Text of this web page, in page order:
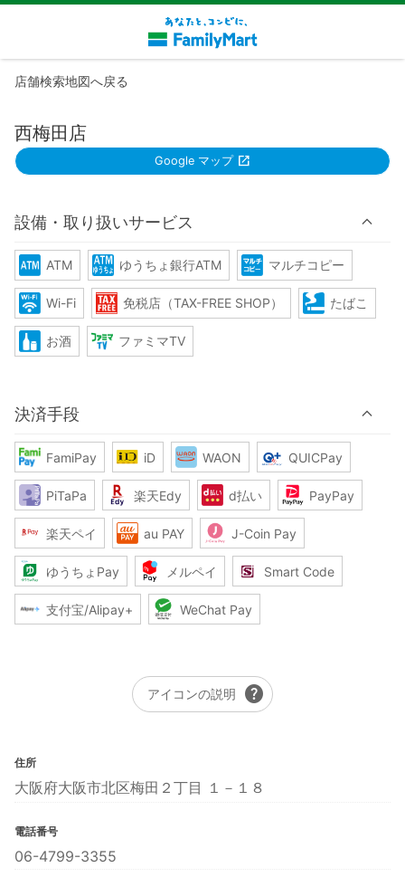
店舗検索地図へ戻る
西梅田店
Google マップ
設備・取り扱いサービス
ATM ゆうちょ銀行ATM マルチコピー
Wi-Fi 免税店（TAX-FREE SHOP） たばこ
お酒 ファミマTV
決済手段
FamiPay iD WAON QUICPay
PiTaPa 楽天Edy d払い PayPay
楽天ペイ au PAY J-Coin Pay
ゆうちょPay メルペイ Smart Code
支付宝/Alipay+ WeChat Pay
アイコンの説明 help
住所
大阪府大阪市北区梅田２丁目 １－１８
電話番号
06-4799-3355